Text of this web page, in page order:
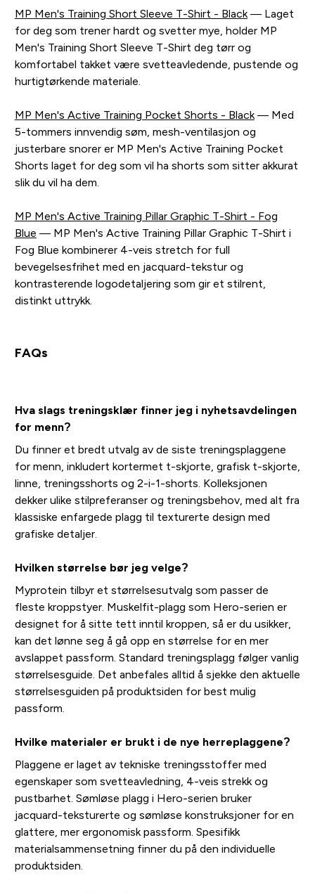
MP Men's Training Short Sleeve T-Shirt - Black— Laget
for deg som trener hardt og svetter mye, holder MP
Men's Training Short Sleeve T-Shirt deg tørr og
komfortabel takket være svetteavledende, pustende og
hurtigtørkende materiale.
MP Men's Active Training Pocket Shorts - Black— Med
5-tommers innvendig søm, mesh-ventilasjon og
justerbare snorer er MP Men's Active Training Pocket
Shorts laget for deg som vil ha shorts som sitter akkurat
slik du vil ha dem.
MP Men's Active Training Pillar Graphic T-Shirt - Fog
Blue — MP Men's Active Training Pillar Graphic T-Shirt i
Fog Blue kombinerer 4-veis stretch for full
bevegelsesfrihet med en jacquard-tekstur og
kontrasterende logodetaljering som gir et stilrent,
distinkt uttrykk.
FAQs
Hva slags treningsklær finner jeg i nyhetsavdelingen
for menn?
Du finner et bredt utvalg av de siste treningsplaggene
for menn, inkludert kortermet t-skjorte, grafisk t-skjorte,
linne, treningsshorts og 2-i-1-shorts. Kolleksjonen
dekker ulike stilpreferanser og treningsbehov, med alt fra
klassiske enfargede plagg til texturerte design med
grafiske detaljer.
Hvilken størrelse bør jeg velge?
Myprotein tilbyr et størrelsesutvalg som passer de
fleste kroppstyer. Muskelfit-plagg som Hero-serien er
designet for å sitte tett inntil kroppen, så er du usikker,
kan det lønne seg å gå opp en størrelse for en mer
avslappet passform. Standard treningsplagg følger vanlig
størrelsesguide. Det anbefales alltid å sjekke den aktuelle
størrelsesguiden på produktsiden for best mulig
passform.
Hvilke materialer er brukt i de nye herreplaggene?
Plaggene er laget av tekniske treningsstoffer med
egenskaper som svetteavledning, 4-veis strekk og
pustbarhet. Sømløse plagg i Hero-serien bruker
jacquard-teksturerte og sømløse konstruksjoner for en
glattere, mer ergonomisk passform. Spesifikk
materialsammensetning finner du på den individuelle
produktsiden.